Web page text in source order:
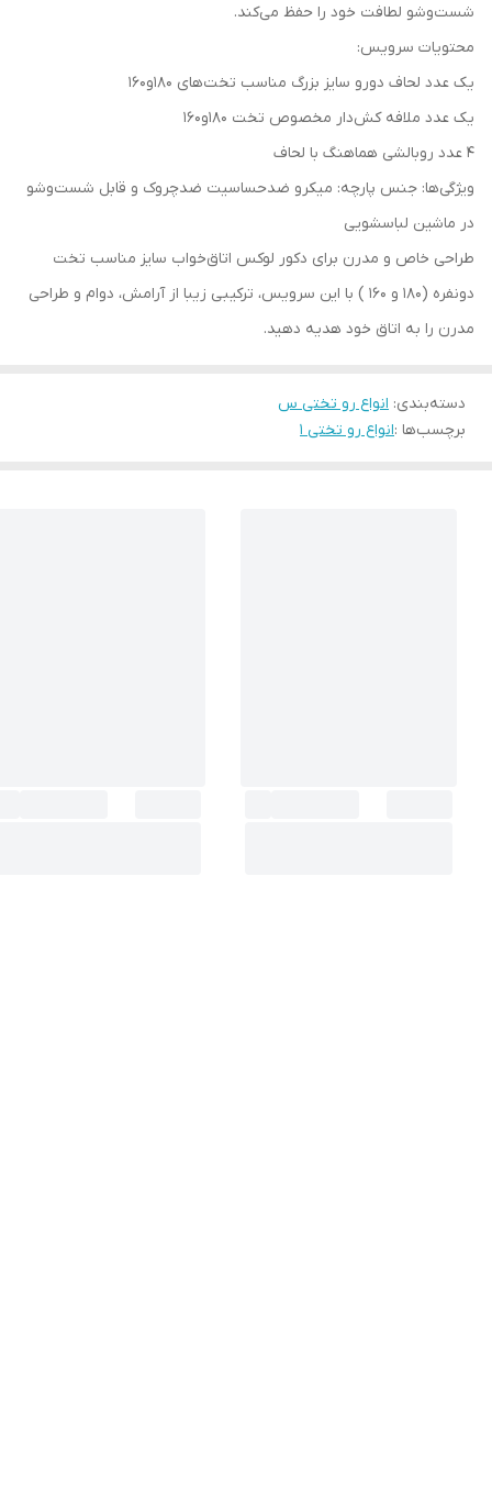
شست‌وشو لطافت خود را حفظ می‌کند.
محتویات سرویس:
یک عدد لحاف دورو سایز بزرگ مناسب تخت‌های ۱۸۰و۱۶۰
یک عدد ملافه کش‌دار مخصوص تخت ۱۸۰و۱۶۰
۴ عدد روبالشی هماهنگ با لحاف
ویژگی‌ها: جنس پارچه: میکرو ضد‌حساسیت ضد‌چروک و قابل شست‌وشو
در ماشین لباسشویی
طراحی خاص و مدرن برای دکور لوکس اتاق‌خواب سایز مناسب تخت
دو‌نفره (۱۸۰ و ۱۶۰ ) با این سرویس، ترکیبی زیبا از آرامش، دوام و طراحی
مدرن را به اتاق خود هدیه دهید.
دسته‌بندی: انواع رو تختی س
برچسب‌ها :انواع رو تختی 1